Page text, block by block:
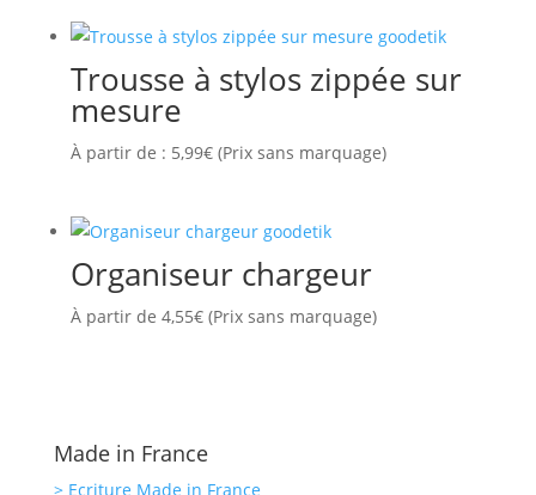
Trousse à stylos zippée sur
mesure
À partir de : 5,99€(Prix sans marquage)
Organiseur chargeur
À partir de 4,55€(Prix sans marquage)
Made in France
> Ecriture Made in France